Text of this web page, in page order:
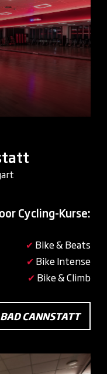
Cycling-Kurse:
✔ Bike & Beats
✔ Bike Intense
✔ Bike & Climb
CANNSTATT